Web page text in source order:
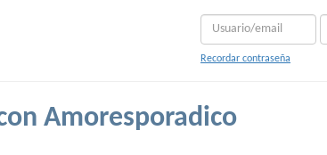
Recordar contraseña
Amoresporadico